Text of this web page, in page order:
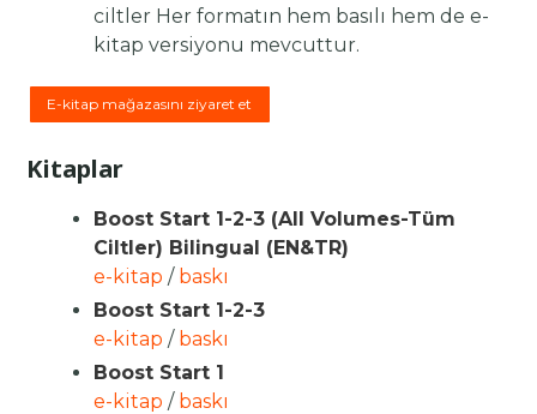
ciltler Her formatın hem basılı hem de e-
kitap versiyonu mevcuttur.
E-kitap mağazasını ziyaret et
Kitaplar
Boost Start 1-2-3 (All Volumes-Tüm
Ciltler) Bilingual (EN&TR)
e-kitap / baskı
Boost Start 1-2-3
e-kitap / baskı
Boost Start 1
e-kitap / baskı